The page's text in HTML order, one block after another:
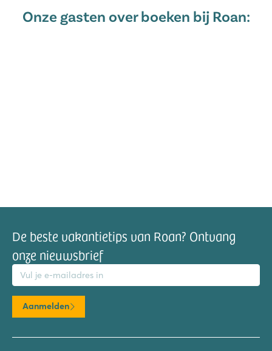
Onze gasten over boeken bij Roan:
De beste vakantietips van Roan? Ontvang
onze nieuwsbrief
Aanmelden